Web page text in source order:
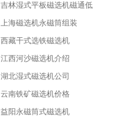
吉林湿式平板磁选机磁通低
上海磁选机永磁筒组装
西藏干式选铁磁选机
江西河沙磁选机介绍
湖北湿式磁选机公司
云南铁矿磁选机价格
益阳永磁筒式磁选机